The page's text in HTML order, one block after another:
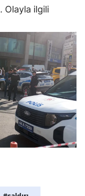
İstanbul
Kars
Kastamonu
Kayseri
Kırklareli
Kırşehir
Kocaeli
. Olayla ilgili